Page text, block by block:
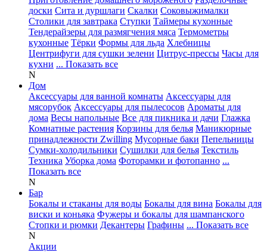
доски Сита и дуршлаги Скалки Соковыжималки
Столики для завтрака Ступки Таймеры кухонные
Тендерайзеры для размягчения мяса Термометры
кухонные Тёрки Формы для льда Хлебницы
Центрифуги для сушки зелени Цитрус-прессы Часы для
кухни ... Показать все
N
Дом
Аксессуары для ванной комнаты Аксессуары для
мясорубок Аксессуары для пылесосов Ароматы для
дома Весы напольные Все для пикника и дачи Глажка
Комнатные растения Корзины для белья Маникюрные
принадлежности Zwilling Мусорные баки Пепельницы
Сумки-холодильники Сушилки для белья Текстиль
Техника Уборка дома Фоторамки и фотопанно ...
Показать все
N
Бар
Бокалы и стаканы для воды Бокалы для вина Бокалы для
виски и коньяка Фужеры и бокалы для шампанского
Стопки и рюмки Декантеры Графины ... Показать все
N
Акции